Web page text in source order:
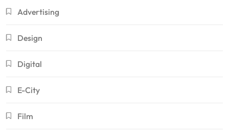
Advertising
Design
Digital
E-City
Film